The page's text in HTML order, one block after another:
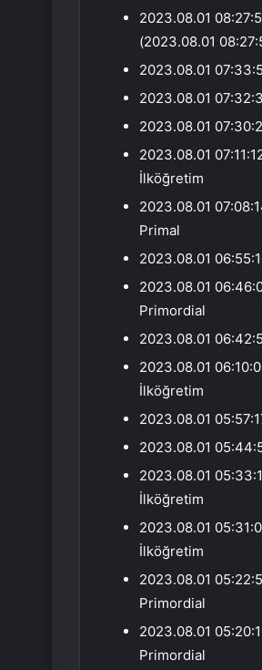
2023.08.01
(2023.08.01
2023.08.01
2023.08.01
2023.08.01
2023.08.01
İlköğretim
2023.08.01
Primal
2023.08.01
2023.08.01
Primordial
2023.08.01
2023.08.01
İlköğretim
2023.08.01
2023.08.01
2023.08.01
İlköğretim
2023.08.01
İlköğretim
2023.08.01
Primordial
2023.08.01
Primordial